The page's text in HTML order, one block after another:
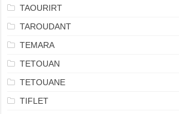
TAOURIRT
TAROUDANT
TEMARA
TETOUAN
TETOUANE
TIFLET